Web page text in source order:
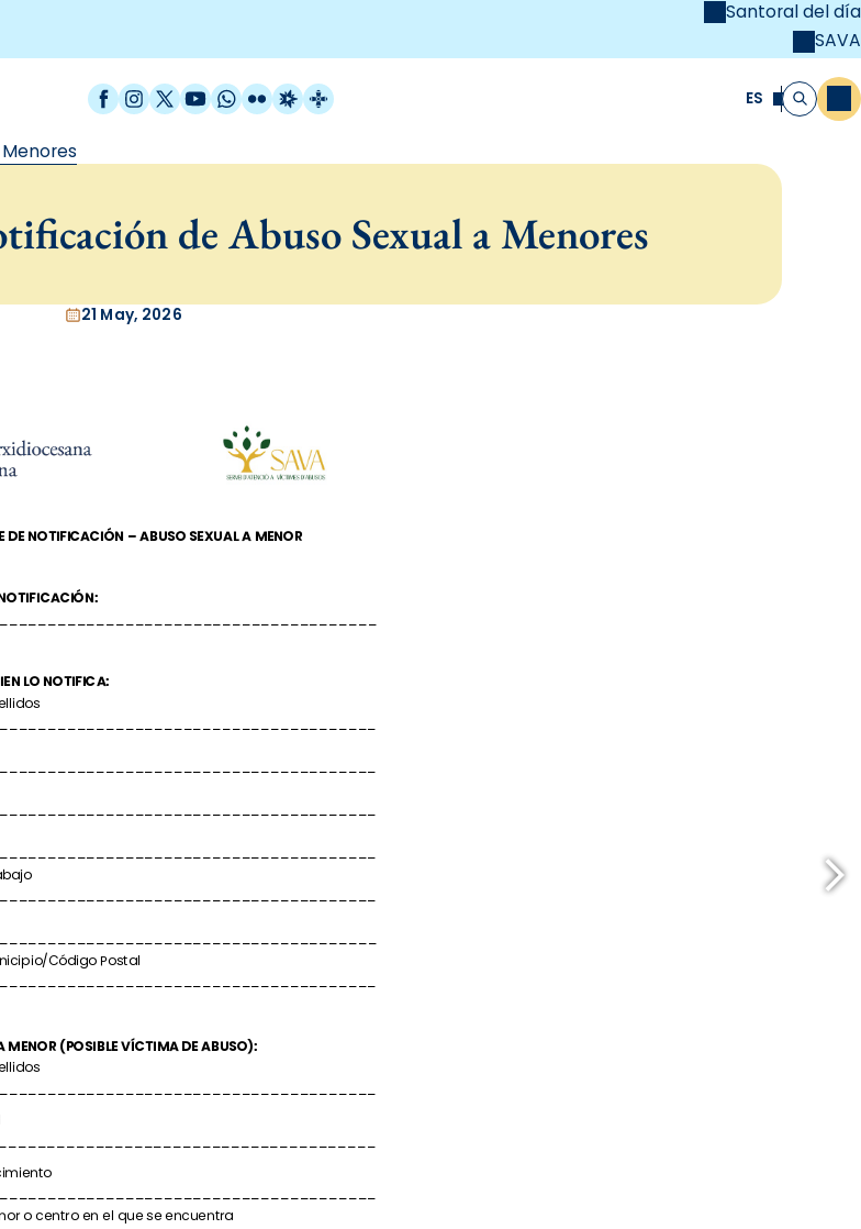
Santoral del día
SAVA
Facebook
Instagram
X / Twitter
YouTube
WhatsApp
FlickrRadio Estel
Catalunya Cristiana ES Buscar
de Abuso Sexual a Menores
21 May, 2026